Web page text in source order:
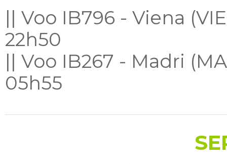
|| Voo IB796 - Viena
22h50
|| Voo IB267 - Madri
05h55